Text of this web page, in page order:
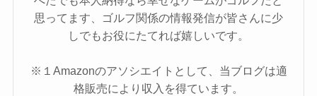
思ってます、ゴルフ関係の情報発信が皆さんに少
しでもお役にたてれば嬉しいです。
※１Amazonのアソシエイトとして、当ブログは適
格販売により収入を得ています。